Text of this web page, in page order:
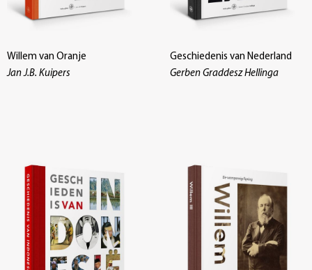
Willem van Oranje
Jan J.B. Kuipers
Geschiedenis van Nederland
Gerben Graddesz Hellinga